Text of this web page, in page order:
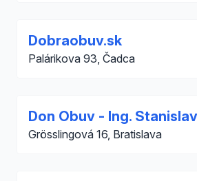
Dobraobuv.sk
Palárikova 93, Čadca
Don Obuv - Ing.
Grösslingová 16, Bratislava